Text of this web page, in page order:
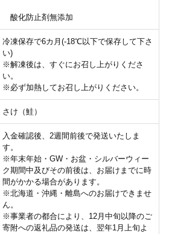
酸化防止剤無添加
冷凍保存で6カ月(‐18℃以下で保存して下さ
い)
※解凍後は、すぐにお召し上がりくださ
い。
※必ず加熱してお召し上がりください。
さけ（鮭）
入金確認後、2週間前後で発送いたしま
す。
※年末年始・GW・お盆・シルバーウィー
ク期間中及びその前後は、お届けまでに時
間がかかる場合があります。
※北海道・沖縄・離島へのお届けできませ
ん。
※事業者の都合により、12月中旬以降のご
寄附への返礼品の発送は、翌年1月上旬よ